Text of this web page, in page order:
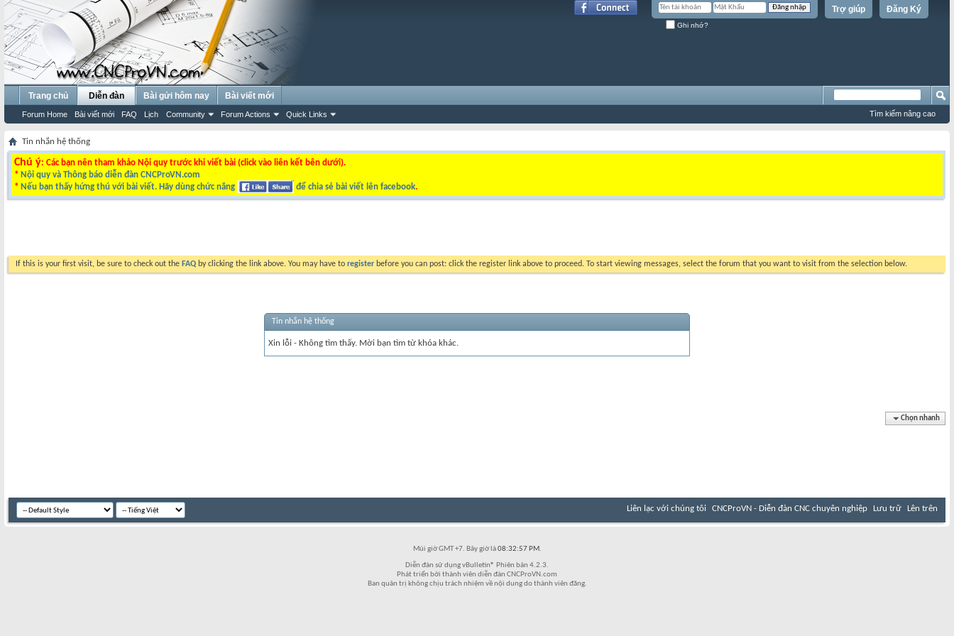
Đăng Ký
Trợ giúp
Ghi nhớ?
Trang chủ Diễn đàn
Forum Home Bài viết mới FAQ Lịch Community Forum Actions Quick Links
Bài gửi hôm nay Bài viết mới
Tìm kiếm nâng cao
Tin nhắn hệ thống
Chú ý: Các bạn nên tham khảo Nội quy trước khi viết bài (click vào liên kết bên dưới).
* Nội quy và Thông báo diễn đàn CNCProVN.com
* Nếu bạn thấy hứng thú với bài viết. Hãy dùng chức năng để chia sẻ bài viết lên facebook.
If this is your first visit, be sure to check out the FAQ by clicking the link above. You may have to register before you can post: click the register link above to proceed. To start viewing messages, select the forum that you want to visit from the selection below.
Tin nhắn hệ thống
Xin lỗi - Không tìm thấy. Mời bạn tìm từ khóa khác.
Chọn nhanh
Liên lạc với chúng tôi CNCProVN - Diễn đàn CNC chuyên nghiệp Lưu trữ Lên trên
Múi giờ GMT +7. Bây giờ là08:32:57 PM.
Diễn đàn sử dụng vBulletin® Phiên bản 4.2.3.
Phát triển bởi thành viên diễn đàn CNCProVN.com
Ban quản trị không chịu trách nhiệm về nội dung do thành viên đăng.